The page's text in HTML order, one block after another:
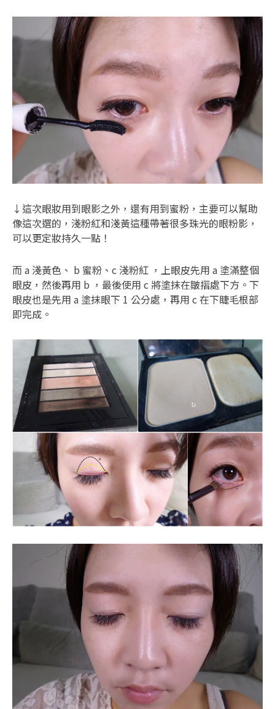
↓這次眼妝用到眼影之外，還有用到蜜粉，主要可以幫助
像這次選的，淺粉紅和淺黃這種帶著很多珠光的眼粉影，
可以更定妝持久一點！
而 a 淺黃色、 b 蜜粉、c 淺粉紅 ，上眼皮先用 a 塗滿整個
眼皮，然後再用 b ，最後使用 c 將塗抹在皺摺處下方。下
眼皮也是先用 a 塗抹眼下 1 公分處，再用 c 在下睫毛根部
即完成。